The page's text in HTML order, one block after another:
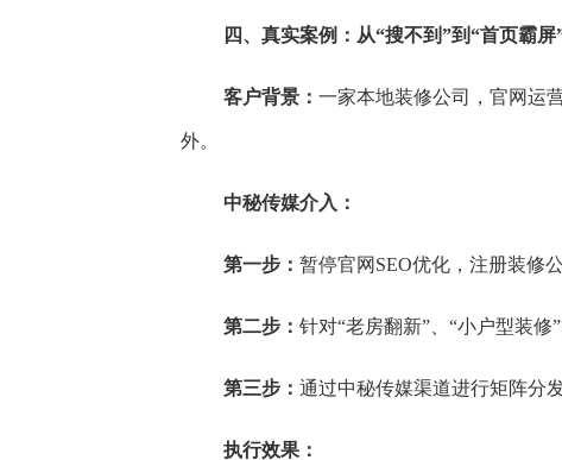
四、真实案例：从“搜不到”到“首页霸屏
客户背景： 一家本地装修公司，官网运
外。
中秘传媒介入：
第一步： 暂停官网SEO优化，注册装修
第二步： 针对“老房翻新”、“小户型装修
第三步： 通过中秘传媒渠道进行矩阵分发
执行效果：